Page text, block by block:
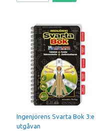
Ingenjörens Svarta Bok 3:e
utgåvan